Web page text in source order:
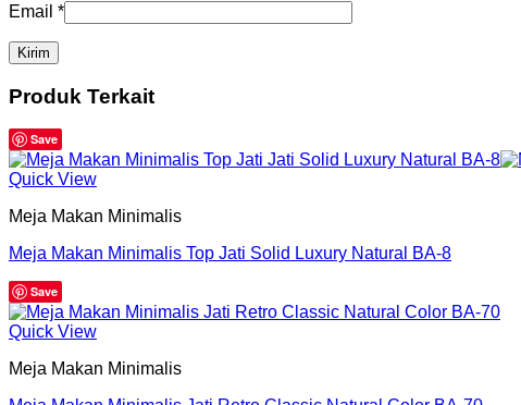
Email *
Produk Terkait
Save
Quick View
Meja Makan Minimalis
Meja Makan Minimalis Top Jati Solid Luxury Natural BA-8
Save
Quick View
Meja Makan Minimalis